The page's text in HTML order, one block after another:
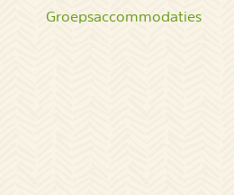
Groepsaccommodaties